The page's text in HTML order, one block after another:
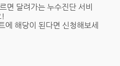
면 달려가는 누수진단 서비
!
에 해당이 된다면 신청해보세